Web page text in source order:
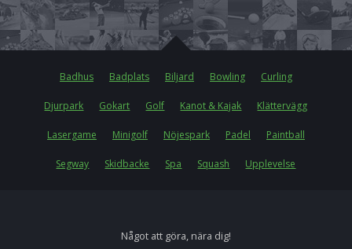
Badhus Badplats Biljard Bowling Curling
Djurpark Gokart Golf Kanot & Kajak Klättervägg
Lasergame Minigolf Nöjespark Padel Paintball
Segway Skidbacke Spa Squash Upplevelse
Något att göra, nära dig!